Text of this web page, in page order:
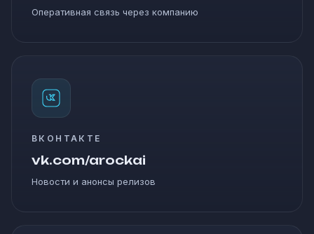
Оперативная связь через компанию
ВКОНТАКТЕ
vk.com/arockai
Новости и анонсы релизов